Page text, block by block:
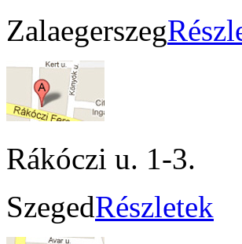
Zalaegerszeg
Rákóczi u. 1-3.
SzegedRészletek